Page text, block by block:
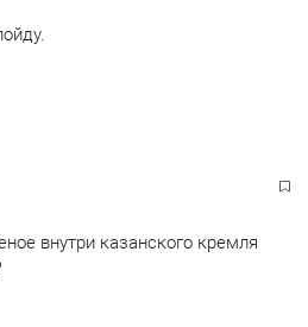
внутри казанского кремля